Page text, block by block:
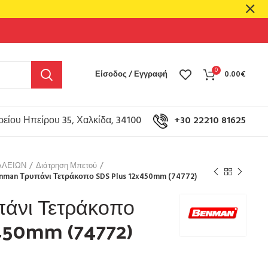
Είσοδος / Εγγραφή 0 0.00€
Ηπείρου 35, Χαλκίδα, 34100 +30 22210 81625
Διάτρηση Μπετού
Τρυπάνι Τετράκοπο SDS Plus 12x450mm (74772)
Τετράκοπο
(74772)